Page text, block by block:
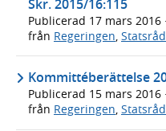
Skr. 2015/16:115
Publicerad 17 mars 2016 ·
från Regeringen
Kommittéberättelse
Publicerad 15 mars 2016 ·
från Regeringen,